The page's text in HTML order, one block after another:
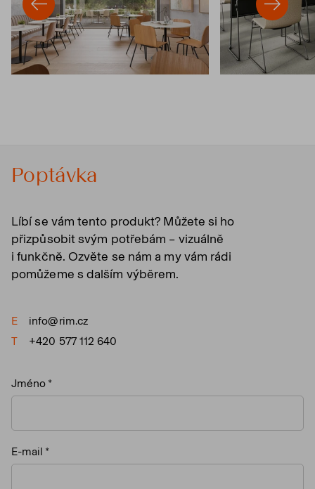
Poptávka
Líbí se vám tento produkt? Můžete si ho
přizpůsobit svým potřebám – vizuálně
i funkčně. Ozvěte se nám a my vám rádi
pomůžeme s dalším výběrem.
E
info@rim.cz
T
+420 577 112 640
Jméno
E-mail